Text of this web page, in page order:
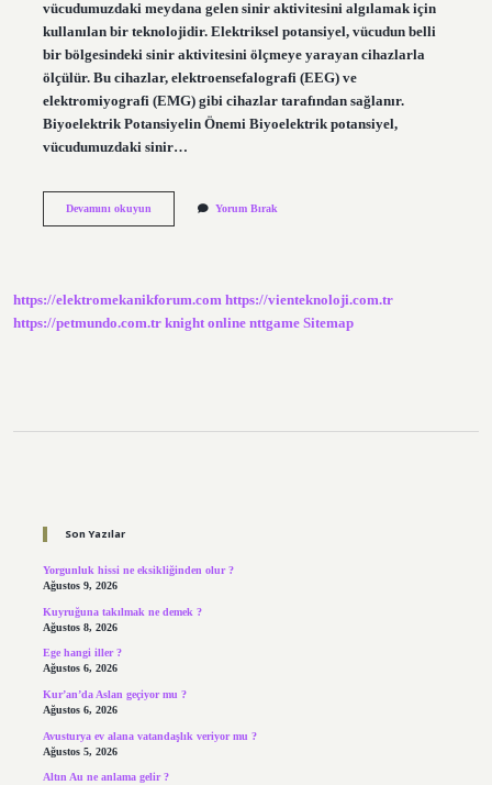
vücudumuzdaki meydana gelen sinir aktivitesini algılamak için
kullanılan bir teknolojidir. Elektriksel potansiyel, vücudun belli
bir bölgesindeki sinir aktivitesini ölçmeye yarayan cihazlarla
ölçülür. Bu cihazlar, elektroensefalografi (EEG) ve
elektromiyografi (EMG) gibi cihazlar tarafından sağlanır.
Biyoelektrik Potansiyelin Önemi Biyoelektrik potansiyel,
vücudumuzdaki sinir…
Devamını okuyunBiyoelektrik Yorum Bırak
https://elektromekanikforum.com https://vienteknoloji.com.tr
https://petmundo.com.tr knight online nttgame Sitemap
Son Yazılar
Yorgunluk hissi ne eksikliğinden olur ?
Ağustos 9, 2026
Kuyruğuna takılmak ne demek ?
Ağustos 8, 2026
Ege hangi iller ?
Ağustos 6, 2026
Kur’an’da Aslan geçiyor mu ?
Ağustos 6, 2026
Avusturya ev alana vatandaşlık veriyor mu ?
Ağustos 5, 2026
Altın Au ne anlama gelir ?